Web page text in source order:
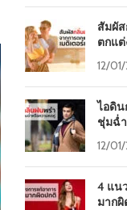
สัมผั
ตกแต่
12/
ไอดิ
ชุ่มฉ่
12/
4 แน
มาก